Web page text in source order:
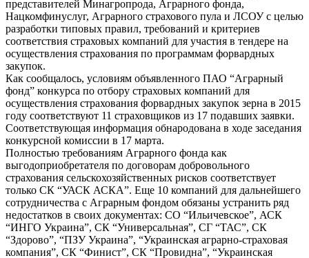
представителей Минагропрода, Аграрного фонда,
Нацкомфинуслуг, Аграрного страхового пула и ЛСОУ с целью
разработки типовых правил, требований и критериев
соответствия страховых компаний для участия в тендере на
осуществления страхования по программам форвардных
закупок.
Как сообщалось, условиям объявленного ПАО “Аграрный
фонд” конкурса по отбору страховых компаний для
осуществления страхования форвардных закупок зерна в 2015
году соответствуют 11 страховщиков из 17 подавших заявки.
Соответствующая информация обнародована в ходе заседания
конкурсной комиссии в 17 марта.
Полностью требованиям Аграрного фонда как
выгодоприобретателя по договорам добровольного
страхования сельскохозяйственных рисков соответствует
только СК “УАСК АСКА”. Еще 10 компаний для дальнейшего
сотрудничества с Аграрным фондом обязаны устранить ряд
недостатков в своих документах: СО “Ильичевское”, АСК
“ИНГО Украина”, СК “Универсальная”, СГ “ТАС”, СК
“Здорово”, “ПЗУ Украина”, “Украинская аграрно-страховая
компания”, СК “Финист”, СК “Провидна”, “Украинская